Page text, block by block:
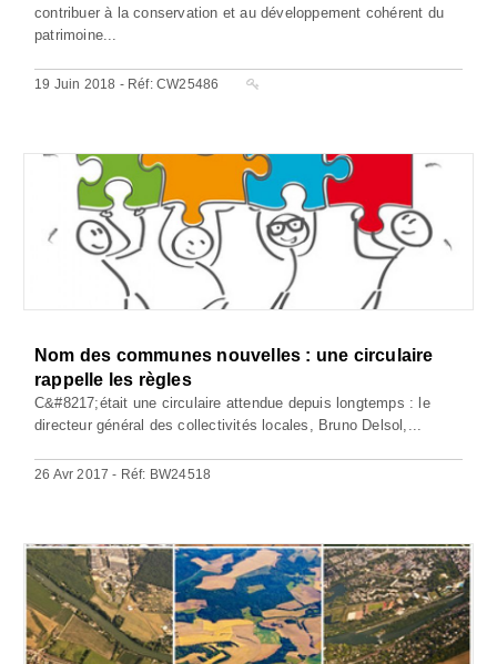
contribuer à la conservation et au développement cohérent du
patrimoine...
19 Juin 2018 - Réf: CW25486
Nom des communes nouvelles : une circulaire
rappelle les règles
C&#8217;était une circulaire attendue depuis longtemps : le
directeur général des collectivités locales, Bruno Delsol,...
26 Avr 2017 - Réf: BW24518